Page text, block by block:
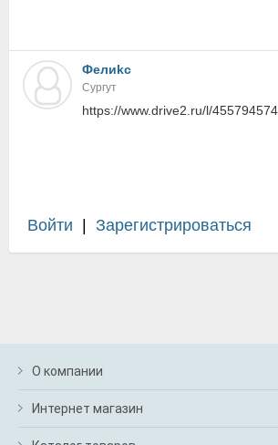
Фелиkc
Сургут
https://www.drive2.ru/l/
Войти Зарегистрироваться
О компании
Интернет магазин